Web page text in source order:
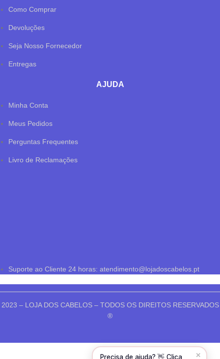
Como Comprar
Devoluções
Seja Nosso Fornecedor
Entregas
AJUDA
Minha Conta
Meus Pedidos
Perguntas Frequentes
Livro de Reclamações
Suporte ao Cliente 24 horas: atendimento@lojadoscabelos.pt
2023 – LOJA DOS CABELOS – TODOS OS DIREITOS RESERVADOS
®
Precisa de ajuda? 👋 Clica ✕
PT
Email*
CONTINUAR →
Shop